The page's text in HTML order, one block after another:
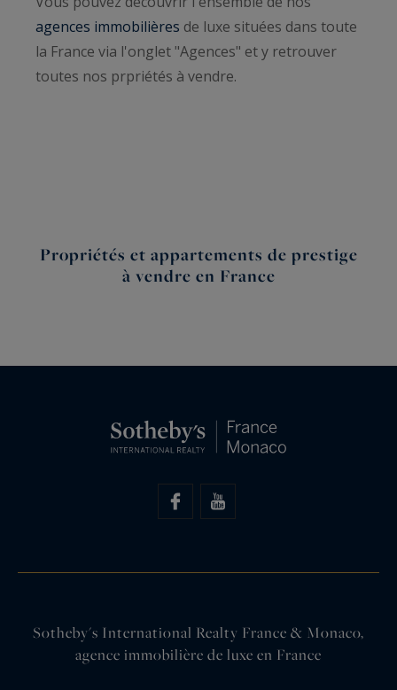
agences immobilières de luxe situées dans toute
la France via l'onglet "Agences" et y retrouver
toutes nos prpriétés à vendre.
Propriétés et appartements de prestige
à vendre en France
Sotheby's International Realty France & Monaco,
agence immobilière de luxe en France